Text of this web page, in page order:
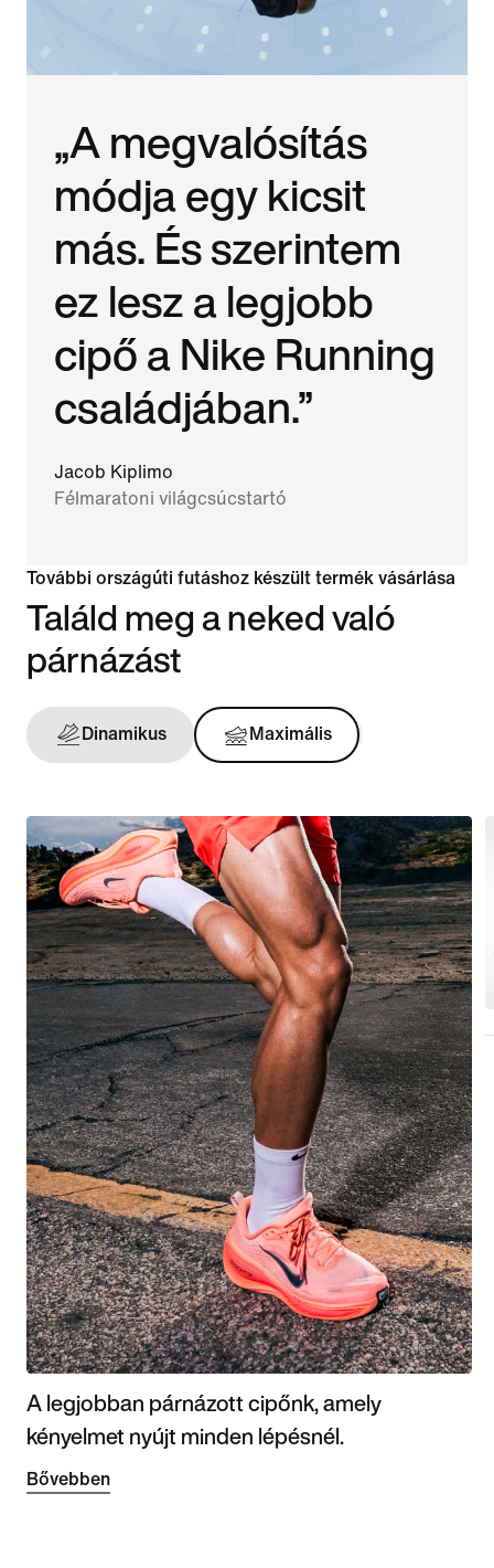
„A megvalósítás
módja egy kicsit
más. És szerintem
ez lesz a legjobb
cipő a Nike Running
családjában.”
Jacob Kiplimo
Félmaratoni világcsúcstartó
További országúti futáshoz készült termék vásárlása
Találd meg a neked való
párnázást
Dinamikus Maximális
A legjobban párnázott cipőnk, amely
kényelmet nyújt minden lépésnél.
Bővebben